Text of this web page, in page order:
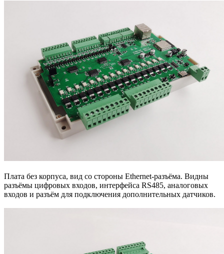
Плата без корпуса, вид со стороны Ethernet-разъёма. Видны
разъёмы цифровых входов, интерфейса RS485, аналоговых
входов и разъём для подключения дополнительных датчиков.